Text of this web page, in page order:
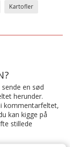
Kartofler
en sød
herunder.
kommentarfeltet,
kan kigge på
stillede